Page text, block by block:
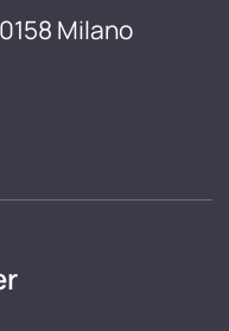
Milano